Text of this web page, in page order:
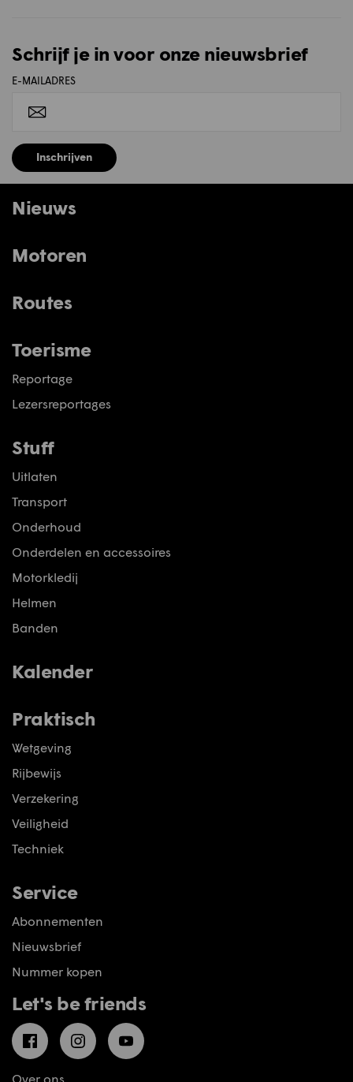
Schrijf je in voor onze nieuwsbrief
E-MAILADRES
Inschrijven
Nieuws
Motoren
Routes
Toerisme
Reportage
Lezersreportages
Stuff
Uitlaten
Transport
Onderhoud
Onderdelen en accessoires
Motorkledij
Helmen
Banden
Kalender
Praktisch
Wetgeving
Rijbewijs
Verzekering
Veiligheid
Techniek
Service
Abonnementen
Nieuwsbrief
Nummer kopen
Let's be friends
FacebookInstagramYouTube
Over ons